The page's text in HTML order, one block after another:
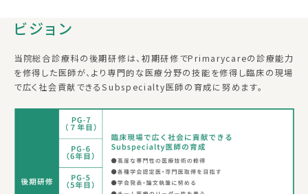
ビジョン
当院総合診療科の後期研修は、初期研修でPrimarycareの診療能力
を修得した医師が、より専門的な医療分野の技能を修得し臨床の現場
で広く社会貢献できるSubspecialty医師の育成に努めます。